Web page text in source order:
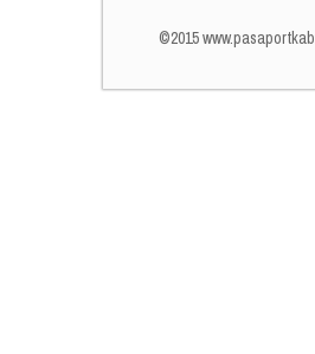
©2015